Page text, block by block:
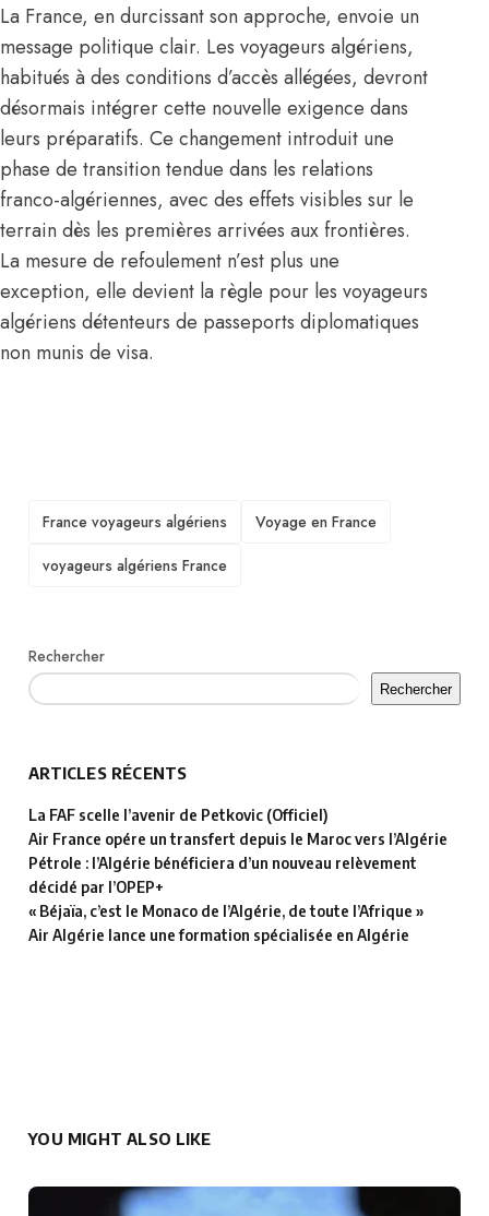
La France, en durcissant son approche, envoie un
message politique clair. Les voyageurs algériens,
habitués à des conditions d’accès allégées, devront
désormais intégrer cette nouvelle exigence dans
leurs préparatifs. Ce changement introduit une
phase de transition tendue dans les relations
franco-algériennes, avec des effets visibles sur le
terrain dès les premières arrivées aux frontières.
La mesure de refoulement n’est plus une
exception, elle devient la règle pour les voyageurs
algériens détenteurs de passeports diplomatiques
non munis de visa.
TAGS
France voyageurs algériens
Voyage en France
voyageurs algériens France
Rechercher
Rechercher
ARTICLES RÉCENTS
La FAF scelle l’avenir de Petkovic (Officiel)
Air France opére un transfert depuis le Maroc vers l’Algérie
Pétrole : l’Algérie bénéficiera d’un nouveau relèvement
décidé par l’OPEP+
« Béjaïa, c’est le Monaco de l’Algérie, de toute l’Afrique »
Air Algérie lance une formation spécialisée en Algérie
YOU MIGHT ALSO LIKE